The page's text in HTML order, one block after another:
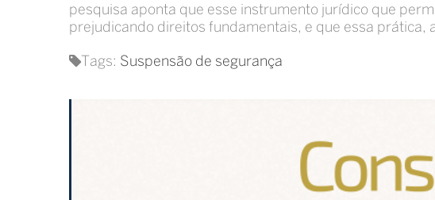
pesquisa aponta que esse instrumento jurídico que
prejudicando direitos fundamentais, e que essa prática,
Tags: Suspensão de segurança